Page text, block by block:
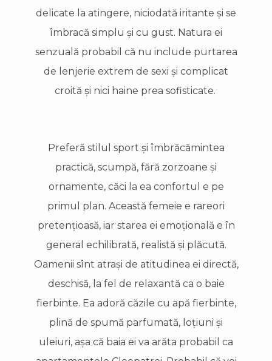
delicate la atingere, niciodată iritante şi se
îmbracă simplu şi cu gust. Natura ei
senzuală probabil că nu include purtarea
de lenjerie extrem de sexi şi complicat
croită şi nici haine prea sofisticate.
Preferă stilul sport şi îmbrăcămintea
practică, scumpă, fără zorzoane şi
ornamente, căci la ea confortul e pe
primul plan. Această femeie e rareori
pretenţioasă, iar starea ei emoţională e în
general echilibrată, realistă şi plăcută.
Oamenii sînt atraşi de atitudinea ei directă,
deschisă, la fel de relaxantă ca o baie
fierbinte. Ea adoră căzile cu apă fierbinte,
plină de spumă parfumată, loţiuni şi
uleiuri, aşa că baia ei va arăta probabil ca